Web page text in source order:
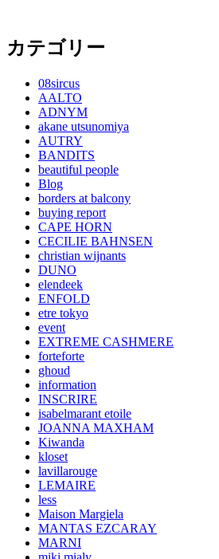
カテゴリー
08sircus
AALTO
ADNYM
akane utsunomiya
AUTRY
BANDITS
beautiful people
Blog
borders at balcony
buying report
CAPE HORN
CECILIE BAHNSEN
christian wijnants
DUNO
elendeek
ENFOLD
etre tokyo
event
EXTREME CASHMERE
forteforte
ghoud
information
INSCRIRE
isabelmarant etoile
JOANNA MAXHAM
Kiwanda
kloset
lavillarouge
LEMAIRE
less
Maison Margiela
MANTAS EZCARAY
MARNI